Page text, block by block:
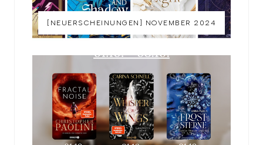
[NEUERSCHEINUNGEN] NOVEMBER 2024